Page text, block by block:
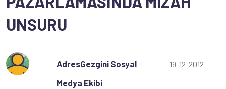
UNSURU
AdresGezgini Sosyal
Medya Ekibi
19-12-2012